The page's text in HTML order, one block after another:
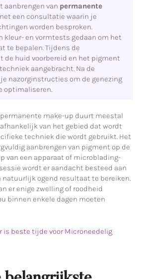
aanbrengen van permanente
een consultatie waarin je
worden besproken.
kleur- en vormtests gedaan om het
te bepalen. Tijdens de
de huid voorbereid en het pigment
aangebracht. Na de
nazorginstructies om de genezing
optimaliseren.
make-up duurt meestal
van het gebied dat wordt
techniek die wordt gebruikt. Het
aanbrengen van pigment op de
van een apparaat of microblading-
wordt er aandacht besteed aan
natuurlijk ogend resultaat te bereiken.
er enige zwelling of roodheid
binnen enkele dagen moeten
is beste tijde voor Microneedelig